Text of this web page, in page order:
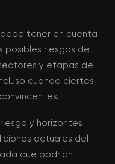
tener en cuenta
posibles riesgos de
y etapas de
cuando ciertos
y horizontes
actuales del
que podrían